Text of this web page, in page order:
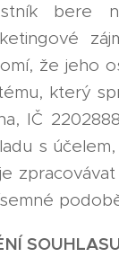
bere
že jeho
který
IČ
s